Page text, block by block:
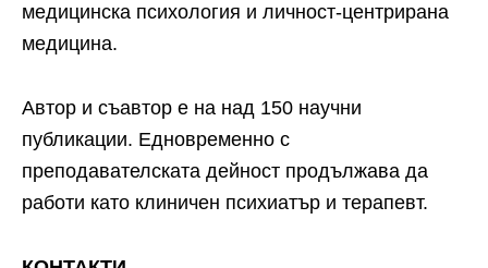
медицинска психология и личност-центрирана
медицина.
Автор и съавтор е на над 150 научни
публикации. Едновременно с
преподавателската дейност продължава да
работи като клиничен психиатър и терапевт.